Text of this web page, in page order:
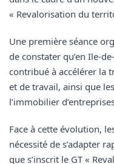
« Revalorisation du
Une première séance
de constater qu’en Ile-
contribué à accélérer la
et de travail, ainsi que
l’immobilier
Face à cette évolution,
nécessité de s’adapter
que s’inscrit le GT «